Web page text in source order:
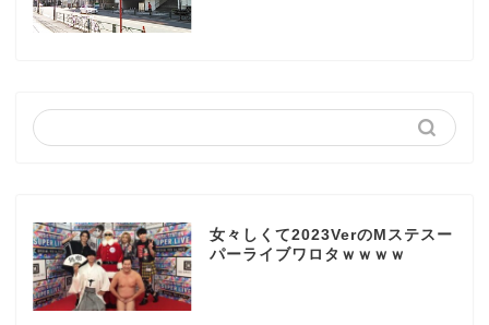
女々しくて2023VerのMステスー
パーライブワロタｗｗｗｗ